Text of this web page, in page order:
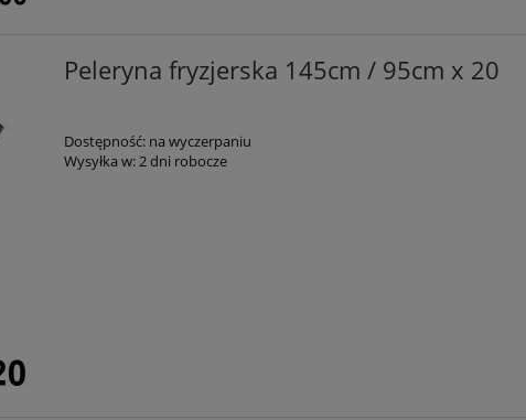
Peleryna fryzjerska 145cm / 95cm x 20
Dostępność: na wyczerpaniu
Wysyłka w:2 dni robocze